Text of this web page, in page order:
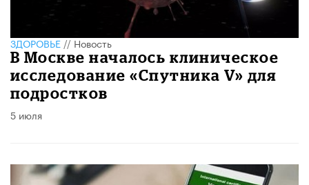
ЗДОРОВЬЕ//Новость
В Москве началось клиническое
исследование «Спутника V» для
подростков
5 июля